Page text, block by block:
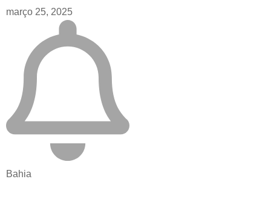
março 25, 2025
Bahia